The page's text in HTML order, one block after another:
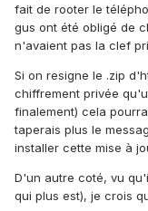
fait de rooter le
gus ont été obligé de
n'avaient pas la clef
Si on resigne le .zip
chiffrement privée
finalement) cela
taperais plus le
installer cette mise à
D'un autre coté, vu
qui plus est), je crois